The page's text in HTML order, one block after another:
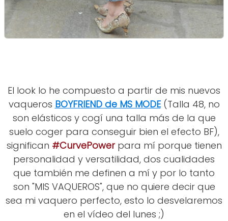
El look lo he compuesto a partir de mis nuevos
vaqueros BOYFRIEND de MS MODE(Talla 48, no
son elásticos y cogí una talla más de la que
suelo coger para conseguir bien el efecto BF),
significan #CurvePowerpara mí porque tienen
personalidad y versatilidad, dos cualidades
que también me definen a mí y por lo tanto
son "MIS VAQUEROS", que no quiere decir que
sea mi vaquero perfecto, esto lo desvelaremos
en el vídeo del lunes ;)